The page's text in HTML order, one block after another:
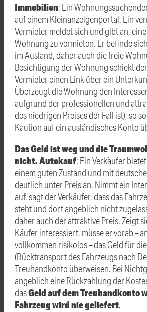
Immobilien: Ein
auf einem Kleinanzeigenportal. Ein
Vermieter meldet sich und gibt an,
Wohnung zu vermieten. Er befinde
im Ausland, daher auch die freie
Besichtigung der Wohnung schickt
Vermieter einen Link über ein
Überzeugt die Wohnung den
aufgrund der professionellen und
des niedrigen Preises der Fall ist), so
Kaution auf ein ausländisches Konto
Das Geld ist weg und die
nicht.Autokauf: Ein Verkäufer
einem guten Zustand und mit
deutlich unter Preis an. Nimmt ein
auf, sagt der Verkäufer, dass das
steht und dort angeblich nicht
daher auch der attraktive Preis. Zeigt
Käufer interessiert, müsse er vorab –
vollkommen risikolos – das Geld für
(Rücktransport des Fahrzeugs nach
Treuhandkonto überweisen. Bei
angeblich eine Rückzahlung der
dasGeld auf dem Treuhandkonto
Fahrzeug wird nie geliefert.